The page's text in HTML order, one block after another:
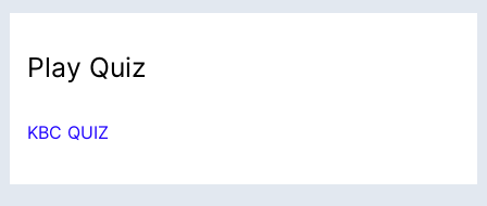
Play Quiz
KBC QUIZ